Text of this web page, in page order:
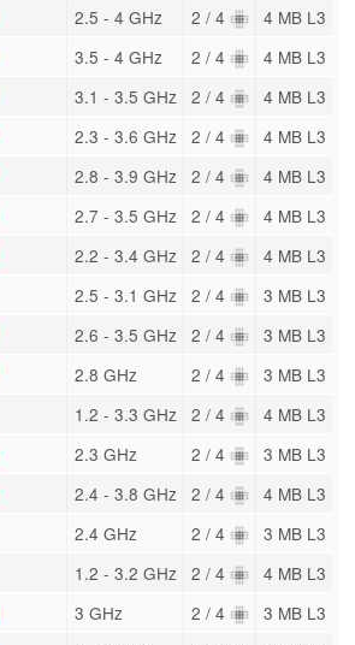
2.5 - 4 GHz 2 / 4 4 MB L3
3.5 - 4 GHz 2 / 4 4 MB L3
3.1 - 3.5 GHz 2 / 4 4 MB L3
2.3 - 3.6 GHz 2 / 4 4 MB L3
2.8 - 3.9 GHz 2 / 4 4 MB L3
2.7 - 3.5 GHz 2 / 4 4 MB L3
2.2 - 3.4 GHz 2 / 4 4 MB L3
2.5 - 3.1 GHz 2 / 4 3 MB L3
2.6 - 3.5 GHz 2 / 4 3 MB L3
2.8 GHz 2 / 4 3 MB L3
1.2 - 3.3 GHz 2 / 4 4 MB L3
2.3 GHz 2 / 4 3 MB L3
2.4 - 3.8 GHz 2 / 4 4 MB L3
2.4 GHz 2 / 4 3 MB L3
1.2 - 3.2 GHz 2 / 4 4 MB L3
3 GHz 2 / 4 3 MB L3